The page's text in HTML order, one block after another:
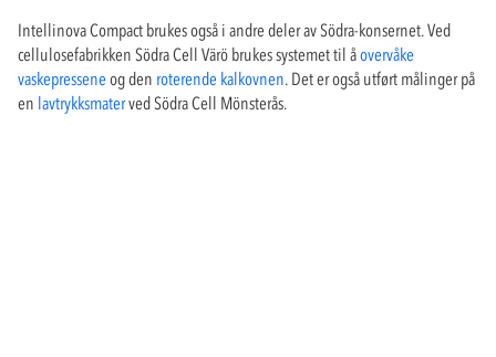
Intellinova Compact brukes også i andre deler av Södra-konsernet. Ved
cellulosefabrikken Södra Cell Värö brukes systemet til åovervåke
vaskepressene og den roterende kalkovnen. Det er også utført målinger på
en lavtrykksmaterved Södra Cell Mönsterås.